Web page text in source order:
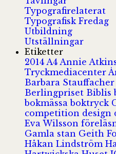
Typografirelaterat
Typografisk Fredag
Utbildning
Utställningar
Etiketter
2014 A4 Annie
Tryckmediacenter
Barbara
Berlingpriset Biblis
bokmässaboktryck
competition design
Eva Wilsson
Gamla stan Geith
Håkan Lindström